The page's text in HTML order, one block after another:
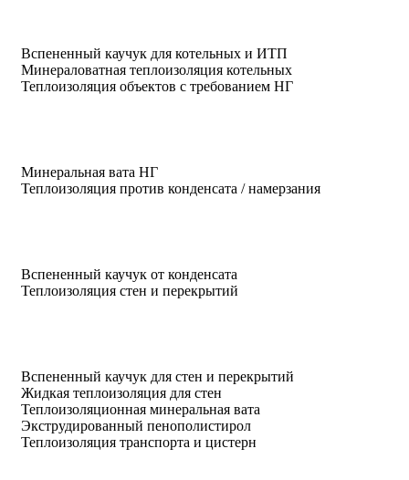
Вспененный каучук для котельных и ИТП
Минераловатная теплоизоляция котельных
Теплоизоляция объектов с требованием НГ
Минеральная вата НГ
Теплоизоляция против конденсата / намерзания
Вспененный каучук от конденсата
Теплоизоляция стен и перекрытий
Вспененный каучук для стен и перекрытий
Жидкая теплоизоляция для стен
Теплоизоляционная минеральная вата
Экструдированный пенополистирол
Теплоизоляция транспорта и цистерн